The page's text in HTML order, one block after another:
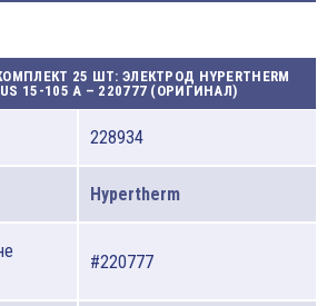
25 ШТ: ЭЛЕКТРОД HYPERTHERM
15-105 A – 220777 (ОРИГИНАЛ)
228934
Hypertherm
#220777